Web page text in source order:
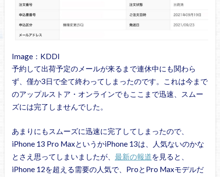
Image：KDDI
予約して出荷予定のメールが来るまで連休中にも関わら
ず、僅か3日で全て終わってしまったのです。これは今まで
のアップルストア・オンラインでもここまで迅速、スムー
ズには完了しませんでした。
あまりにもスムーズに迅速に完了してしまったので、
iPhone 13 Pro MaxというかiPhone 13は、人気ないのかな
とさえ思ってしまいましたが、 最新の報道を見ると、
iPhone 12を超える需要の人気で、ProとPro Maxモデルだ